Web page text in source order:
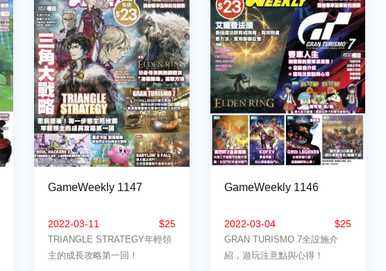
GameWeekly 1147
2022-03-11 $25
TRIANGLE STRATEGY年輕領
主的成長攻略第一回！
GameWeekly 1146
2022-03-04 $25
GRAN TURISMO 7全設施介
紹，遊玩注意點與心得！